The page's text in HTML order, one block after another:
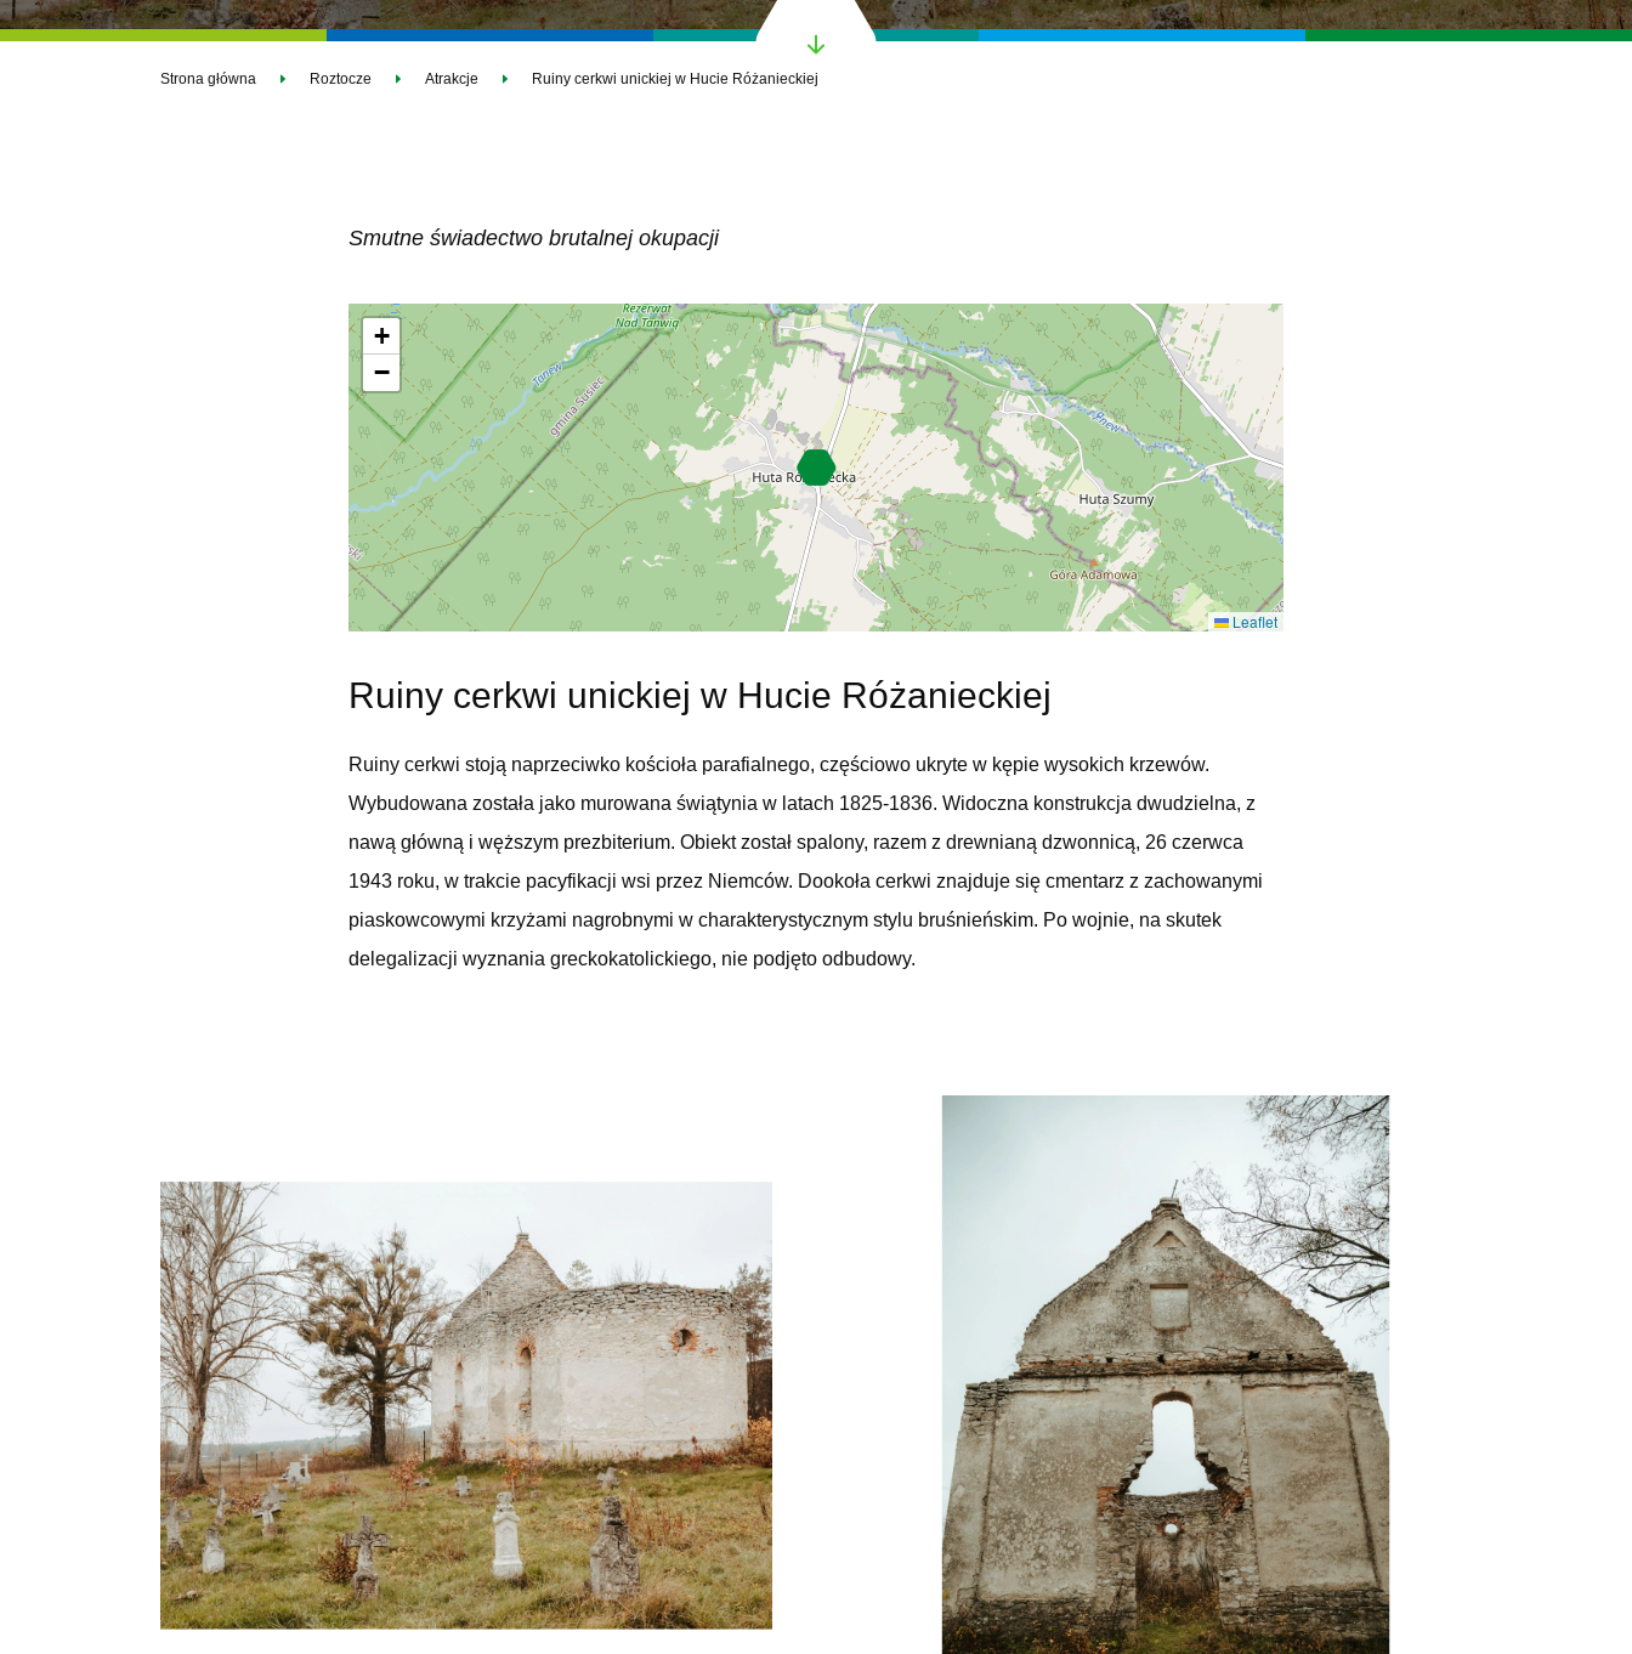
Strona główna Roztocze Atrakcje Ruiny cerkwi unickiej w Hucie Różanieckiej
Smutne świadectwo brutalnej okupacji
+
−
Leaflet
Ruiny cerkwi unickiej w Hucie Różanieckiej
Ruiny cerkwi stoją naprzeciwko kościoła parafialnego, częściowo ukryte w kępie wysokich krzewów.
Wybudowana została jako murowana świątynia w latach 1825-1836. Widoczna konstrukcja dwudzielna, z
nawą główną i węższym prezbiterium. Obiekt został spalony, razem z drewnianą dzwonnicą, 26 czerwca
1943 roku, w trakcie pacyfikacji wsi przez Niemców. Dookoła cerkwi znajduje się cmentarz z zachowanymi
piaskowcowymi krzyżami nagrobnymi w charakterystycznym stylu bruśnieńskim. Po wojnie, na skutek
delegalizacji wyznania greckokatolickiego, nie podjęto odbudowy.